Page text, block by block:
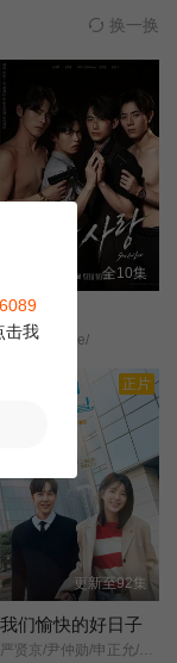
临。标题引自韩国
换一换
全10集
罪与爱
Sin And Love/
正片
更新至92集
我们愉快的好日子
严贤京/尹仲勋/申正允/尹多英/金惠玉/鲜于在德/尹多勋/文喜京/李商淑/郑孝彬/李家豪/郑永琡/
击我